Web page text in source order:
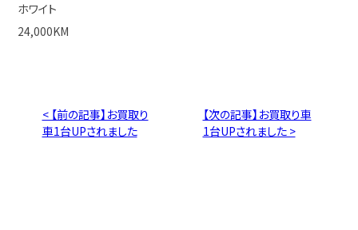
ホワイト
24,000KM
< 【前の記事】お買取り
車1台UPされました
【次の記事】お買取り車
1台UPされました >